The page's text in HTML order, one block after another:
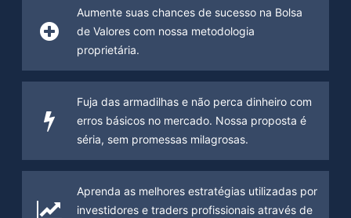
Aumente suas chances de sucesso na Bolsa
de Valores com nossa metodologia
proprietária.
Fuja das armadilhas e não perca dinheiro com
erros básicos no mercado. Nossa proposta é
séria, sem promessas milagrosas.
Aprenda as melhores estratégias utilizadas por
investidores e traders profissionais através de